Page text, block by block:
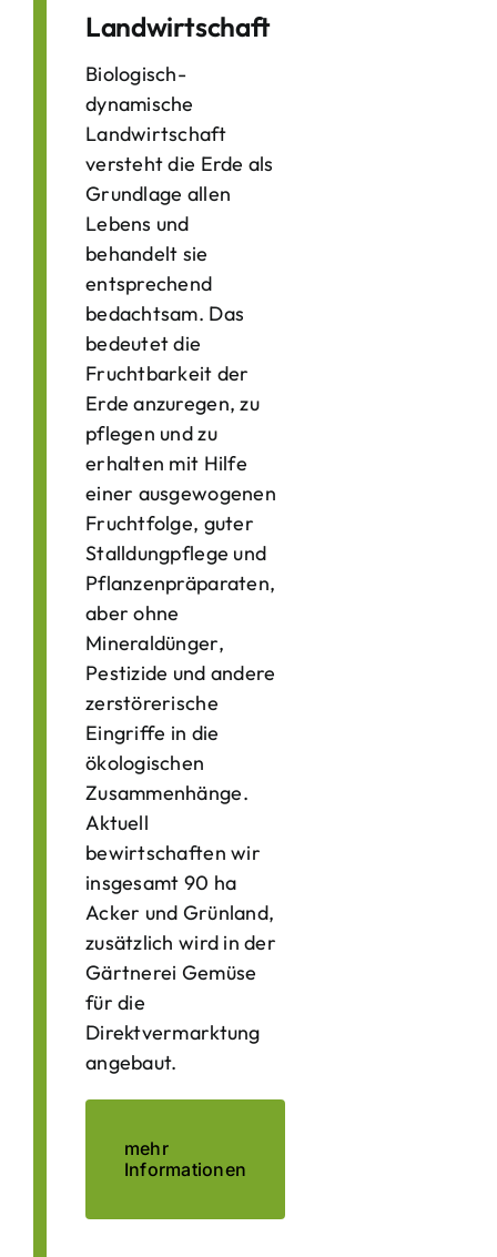
Landwirtschaft
Biologisch-
dynamische
Landwirtschaft
versteht die Erde als
Grundlage allen
Lebens und
behandelt sie
entsprechend
bedachtsam. Das
bedeutet die
Fruchtbarkeit der
Erde anzuregen, zu
pflegen und zu
erhalten mit Hilfe
einer ausgewogenen
Fruchtfolge, guter
Stalldungpflege und
Pflanzenpräparaten,
aber ohne
Mineraldünger,
Pestizide und andere
zerstörerische
Eingriffe in die
ökologischen
Zusammenhänge.
Aktuell
bewirtschaften wir
insgesamt 90 ha
Acker und Grünland,
zusätzlich wird in der
Gärtnerei Gemüse
für die
Direktvermarktung
angebaut.
mehr
Informationen